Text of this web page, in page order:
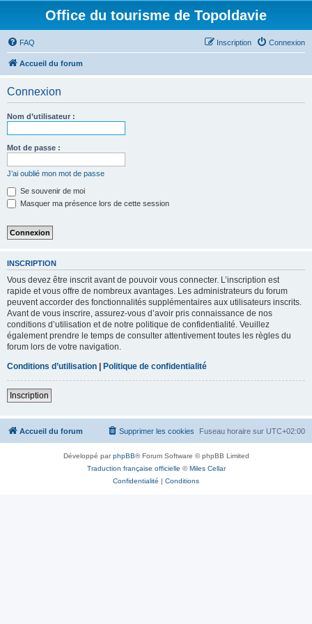
Office du tourisme de Topoldavie
FAQ Connexion
Inscription
Accueil du forum
Connexion
Nom d’utilisateur :
Mot de passe :
J’ai oublié mon mot de passe
Se souvenir de moi
Masquer ma présence lors de cette session
INSCRIPTION
Vous devez être inscrit avant de pouvoir vous connecter. L’inscription est
rapide et vous offre de nombreux avantages. Les administrateurs du forum
peuvent accorder des fonctionnalités supplémentaires aux utilisateurs inscrits.
Avant de vous inscrire, assurez-vous d’avoir pris connaissance de nos
conditions d’utilisation et de notre politique de confidentialité. Veuillez
également prendre le temps de consulter attentivement toutes les règles du
forum lors de votre navigation.
Conditions d’utilisation | Politique de confidentialité
Inscription
Accueil du forum Fuseau horaire sur UTC+02:00
Supprimer les cookies
Développé parphpBB® Forum Software © phpBB Limited
Traduction française officielle ©Miles Cellar
Confidentialité | Conditions